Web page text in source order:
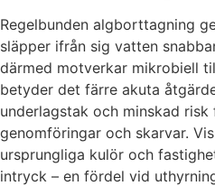
Regelbunden algborttagning
släpper ifrån sig vatten
därmed motverkar mikrobiell
betyder det färre akuta
underlagstak och minskad
genomföringar och skarvar.
ursprungliga kulör och
intryck – en fördel vid